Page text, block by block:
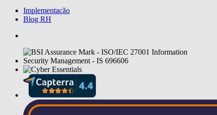
Implementação
Blog RH